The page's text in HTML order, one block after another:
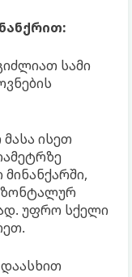
სამი
ისეთ
უფრო სქელი
დაასხით